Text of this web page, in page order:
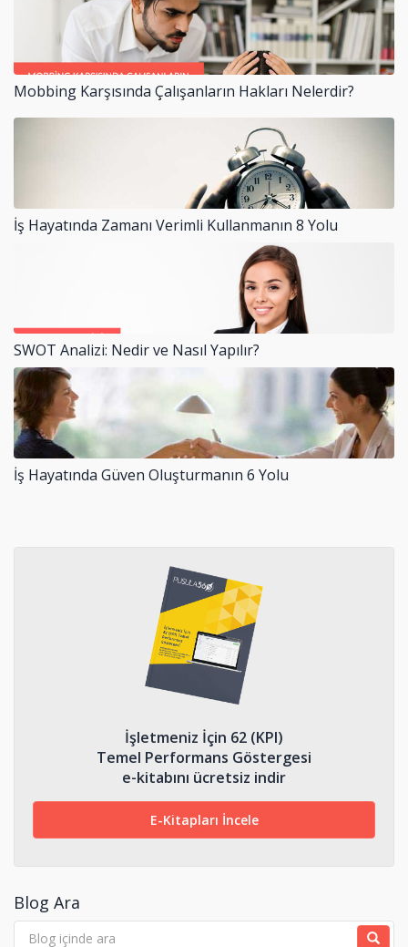
Mobbing Karşısında Çalışanların Hakları Nelerdir?
İş Hayatında Zamanı Verimli Kullanmanın 8 Yolu
SWOT Analizi: Nedir ve Nasıl Yapılır?
İş Hayatında Güven Oluşturmanın 6 Yolu
İşletmeniz İçin 62 (KPI)
Temel Performans Göstergesi
e-kitabını ücretsiz indir
E-Kitapları İncele
Blog Ara